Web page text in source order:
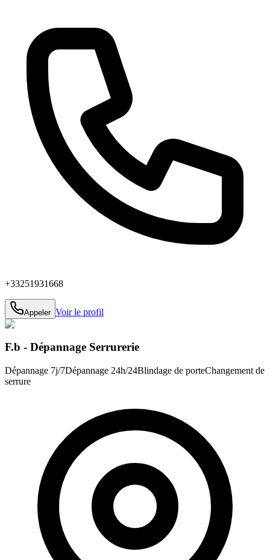
+33251931668
Appeler Voir le profil
F.b - Dépannage Serrurerie
Dépannage 7j/7Dépannage 24h/24Blindage de porteChangement de
serrure